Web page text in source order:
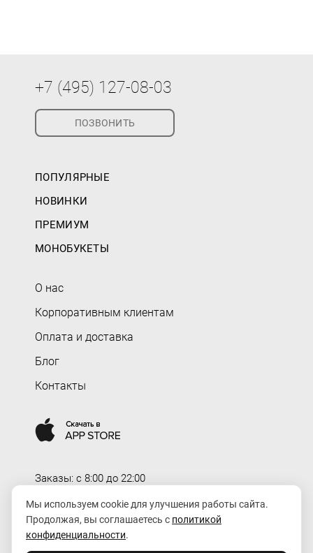
+7 (495) 127-08-03
ПОЗВОНИТЬ
ПОПУЛЯРНЫЕ
НОВИНКИ
ПРЕМИУМ
МОНОБУКЕТЫ
О нас
Корпоративным клиентам
Оплата и доставка
Блог
Контакты
Заказы: c 8:00 до 22:00
Доставка: c 8:00 до 00:00
order@rozaexpress.ru
Мы используем cookie для улучшения работы сайта.
Продолжая, вы соглашаетесь с политикой
конфиденциальности.